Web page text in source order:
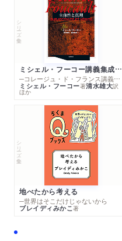
シリーズ・全集
ミシェル・フーコー講義集成１０ 主体性と真理
─コレージュ・ド・フランス講義１９８０－１９８１年度
ミシェル・フーコー著清水雄大訳
ほか
シリーズ・全集
地べたから考える
─世界はそこだけじゃないから
ブレイディみかこ著